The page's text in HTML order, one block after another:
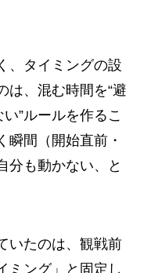
、タイミングの設
は、混む時間を“避
”ルールを作るこ
瞬間（開始直前・
分も動かない、と
いたのは、観戦前
ミング」と固定し